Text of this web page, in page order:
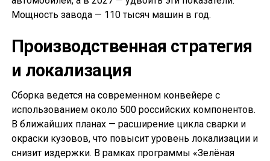
Мощность завода — 110 тысяч машин в год.
Производственная стратегия
и локализация
Сборка ведется на современном конвейере с
использованием около 500 российских компонентов.
В ближайших планах — расширение цикла сварки и
окраски кузовов, что повысит уровень локализации и
снизит издержки. В рамках программы «Зелёная